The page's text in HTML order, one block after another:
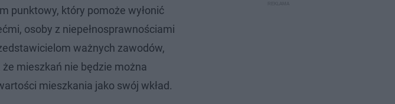
punktowy, który pomoże wyłonić
osoby z niepełnosprawnościami
ważnych zawodów,
mieszkań nie będzie można
mieszkania jako swój wkład.